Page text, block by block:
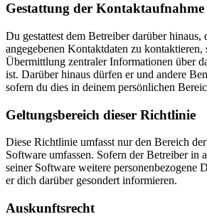
Gestattung der Kontaktaufnahme
Du gestattest dem Betreiber darüber
angegebenen Kontaktdaten zu kontaktieren,
Übermittlung zentraler Informationen über
ist. Darüber hinaus dürfen er und andere
sofern du dies in deinem persönlichen
Geltungsbereich dieser Richtlinie
Diese Richtlinie umfasst nur den Bereich
Software umfassen. Sofern der Betreiber in
seiner Software weitere personenbezogene
er dich darüber gesondert informieren.
Auskunftsrecht